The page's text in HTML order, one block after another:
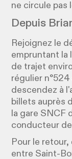
ne circule pas
Depuis
Rejoignez le
empruntant la
de trajet
régulier n°524
descendez à
billets auprès
la gare SNCF
conducteur de
Pour le
entre Saint-